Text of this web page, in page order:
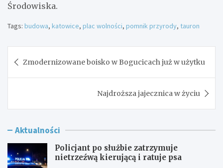
Środowiska.
Tags: budowa, katowice, plac wolności, pomnik przyrody, tauron
wpisu
Zmodernizowane boisko w Bogucicach już w użytku
Najdroższa jajecznica w życiu
Aktualności
Policjant po służbie zatrzymuje
nietrzeźwą kierującą i ratuje psa